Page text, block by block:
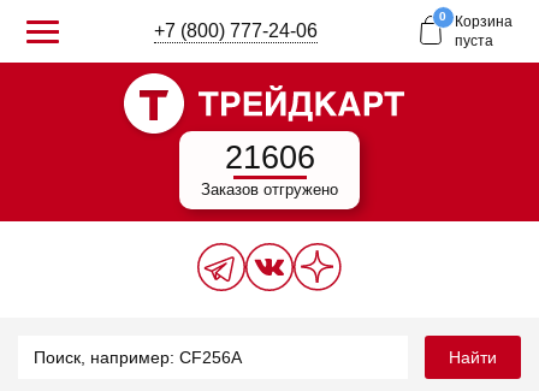
+7 (800) 777-24-06
0
Корзина
пуста
21606
Заказов отгружено
Найти